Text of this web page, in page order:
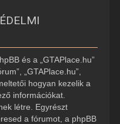
és a „GTAPlace.hu”
„GTAPlace.hu”,
hogyan kezelik a
információkat.
létre. Egyrészt
a fórumot, a phpBB